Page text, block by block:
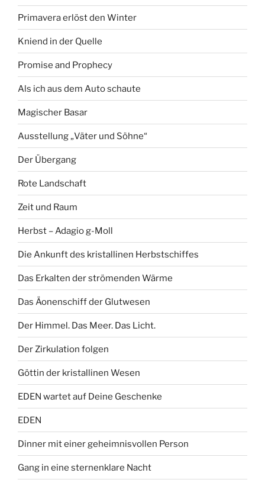
Primavera erlöst den Winter
Kniend in der Quelle
Promise and Prophecy
Als ich aus dem Auto schaute
Magischer Basar
Ausstellung „Väter und Söhne“
Der Übergang
Rote Landschaft
Zeit und Raum
Herbst – Adagio g-Moll
Die Ankunft des kristallinen Herbstschiffes
Das Erkalten der strömenden Wärme
Das Äonenschiff der Glutwesen
Der Himmel. Das Meer. Das Licht.
Der Zirkulation folgen
Göttin der kristallinen Wesen
EDEN wartet auf Deine Geschenke
EDEN
Dinner mit einer geheimnisvollen Person
Gang in eine sternenklare Nacht